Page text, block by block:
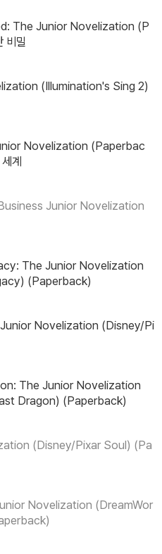
The Junior Novelization (P
비밀
(Illumination's Sing 2)
Novelization (Paperbac
계
Junior Novelization
The Junior Novelization
(Paperback)
Novelization (Disney/Pi
The Junior Novelization
Dragon) (Paperback)
(Disney/Pixar Soul) (Pa
Novelization (DreamWor